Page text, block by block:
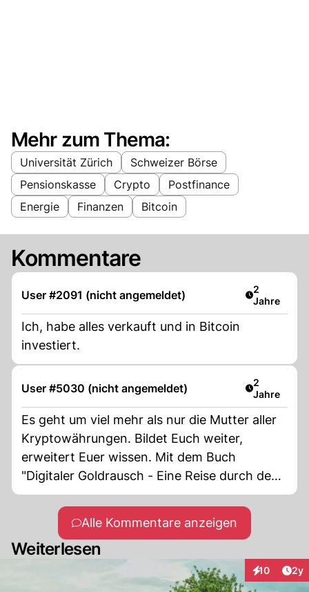
Mehr zum Thema:
Universität Zürich
Schweizer Börse
Pensionskasse
Crypto
Postfinance
Energie
Finanzen Bitcoin
Kommentare
User #2091 (nicht angemeldet) Artikel
2
Jahre
Ich, habe alles verkauft und in Bitcoin
investiert.
User #5030 (nicht angemeldet) Artikel
2
Jahre
Es geht um viel mehr als nur die Mutter aller
Kryptowährungen. Bildet Euch weiter,
erweitert Euer wissen. Mit dem Buch
"Digitaler Goldrausch - Eine Reise durch den
Kryptodschungel" könnt Ihr vieles dazu
lernen!
Alle Kommentare anzeigen
Weiterlesen
10 2y